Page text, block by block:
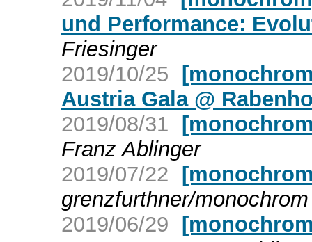
und Performance:
Friesinger
2019/10/25
Austria Gala @
2019/08/31
Franz Ablinger
2019/07/22
grenzfurthner/
2019/06/29